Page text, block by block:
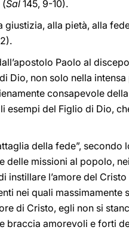
(Sal 145, 9-10).
giustizia, alla pietà, alla
Paolo al
Dio, non solo nella
consapevole
esempi del Figlio di Dio,
della fede”,
delle missioni al popolo,
instillare l’amore del
nei quali
di Cristo, egli non si
braccia amorevoli e forti